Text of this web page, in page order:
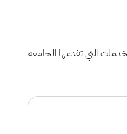
التي تقدمها الجامعة